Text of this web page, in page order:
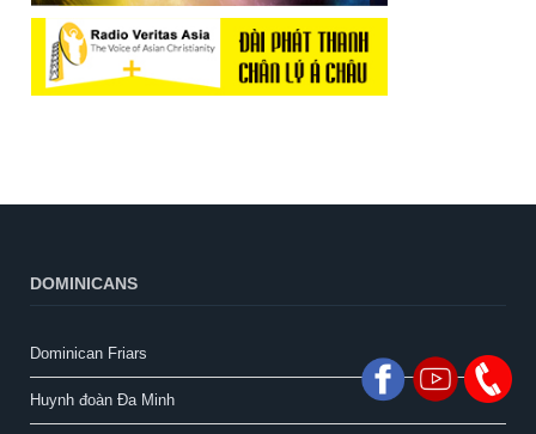
DOMINICANS
Dominican Friars
Huynh đoàn Đa Minh